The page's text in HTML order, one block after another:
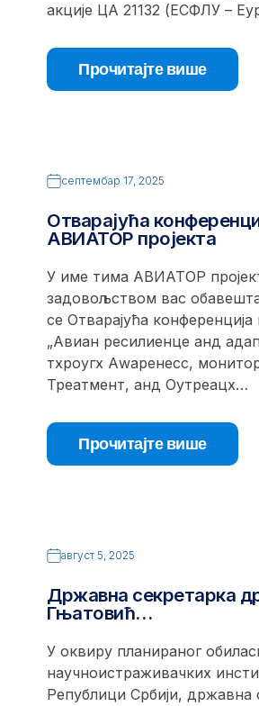
акције ЦА 21132 (ЕСФЛУ –
Прочитајте више
септембар 17, 2025
Отварајућа
АВИАТОР пројекта
У име тима АВИАТОР
задовољством вас
се Отварајућа конференција
„Авиан ресилиенце анд
тхроугх Аwаренесс,
Треатмент, анд Оутреацх…
Прочитајте више
август 5, 2025
Државна секретарка
Гњатовић…
У оквиру планираног
научноистраживачких
Републици Србији, државна